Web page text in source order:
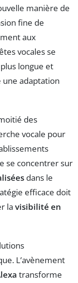
manière de
fine de
aux
vocales se
longue et
une adaptation
des
vocale pour
se concentrer sur
dans le
efficace doit
la visibilité en
L’avènement
transforme